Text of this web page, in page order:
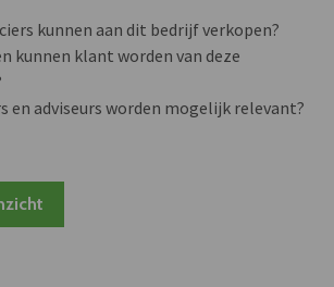
kunnen aan dit bedrijf verkopen?
kunnen klant worden van deze
en adviseurs worden mogelijk relevant?